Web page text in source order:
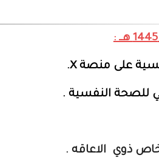
على منصة X.
للصحة النفسية .
ذوي الاعاقه .